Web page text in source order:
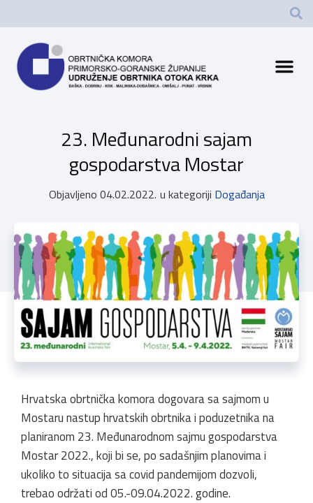
23. Međunarodni sajam
gospodarstva Mostar
Objavljeno 04.02.2022. u kategoriji Događanja
Hrvatska obrtnička komora dogovara sa sajmom u
Mostaru nastup hrvatskih obrtnika i poduzetnika na
planiranom 23. Međunarodnom sajmu gospodarstva
Mostar 2022., koji bi se, po sadašnjim planovima i
ukoliko to situacija sa covid pandemijom dozvoli,
trebao održati od 05.-09.04.2022. godine.